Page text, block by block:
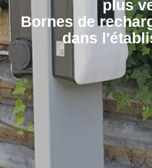
plus
Bornes de
dans